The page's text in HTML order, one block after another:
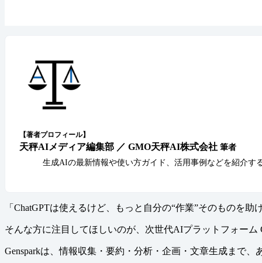
【著者プロフィール】
天秤AIメディア編集部 ／ GMO天秤AI株式会社 筆者
生成AIの最新情報や使い方ガイド、活用事例などを紹介
「ChatGPTは使えるけど、もっと自分の“作業”そのものを
そんな方に注目してほしいのが、次世代AIプラットフォーム
Gensparkは、情報収集・要約・分析・企画・文章生成まで